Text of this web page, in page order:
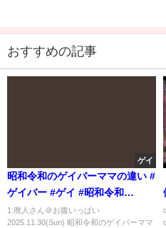
おすすめの記事
ゲイ
昭和令和のゲイバーママの違い #
ゲイバー #ゲイ #昭和令和
#shorts
1:廃人さん＠お腹いっぱい
2025.11.30(Sun) 昭和令和のゲイバーママ